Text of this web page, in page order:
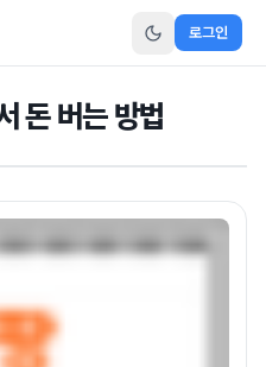
로그인
돈 버는 방법